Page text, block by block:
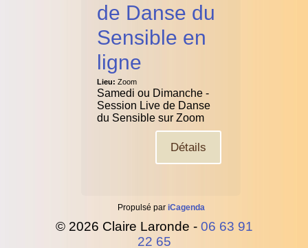
de Danse du
Sensible en
ligne
Lieu: Zoom
Samedi ou Dimanche -
Session Live de Danse
du Sensible sur Zoom
Détails
Propulsé par iCagenda
© 2026 Claire Laronde - 06 63 91
22 65